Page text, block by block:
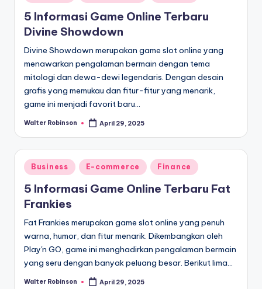
in
5 Informasi Game Online Terbaru
Divine Showdown
Divine Showdown merupakan game slot online yang
menawarkan pengalaman bermain dengan tema
mitologi dan dewa-dewi legendaris. Dengan desain
grafis yang memukau dan fitur-fitur yang menarik,
game ini menjadi favorit baru…
Posted
Walter Robinson April 29, 2025
Posted
in
Business E-commerce Finance
5 Informasi Game Online Terbaru Fat
Frankies
Fat Frankies merupakan game slot online yang penuh
warna, humor, dan fitur menarik. Dikembangkan oleh
Play'n GO, game ini menghadirkan pengalaman bermain
yang seru dengan banyak peluang besar. Berikut lima…
Posted
Walter Robinson April 29, 2025